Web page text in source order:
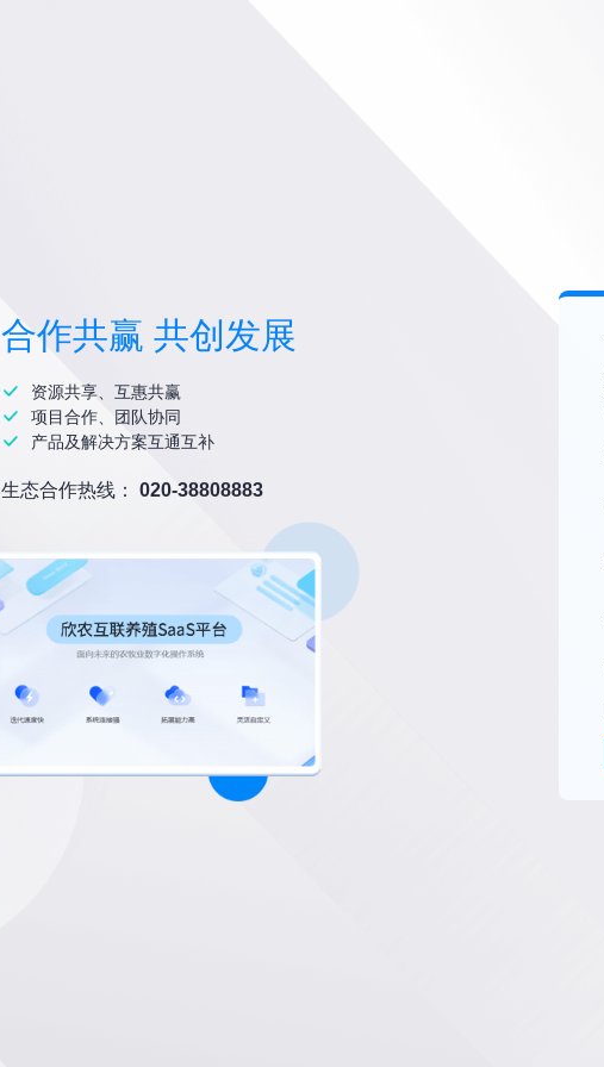
合作共赢 共创发展
资源共享、互惠共赢
项目合作、团队协同
产品及解决方案互通互补
生态合作热线： 020-38808883